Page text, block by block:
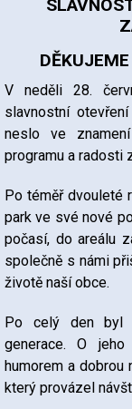
V neděli 28.
slavnostní
neslo ve
programu a radosti
Po téměř dvouleté
park ve své nové
počasí, do areálu
společně s námi
životě naší obce.
Po celý den byl
generace. O
humorem a dobrou
který provázel